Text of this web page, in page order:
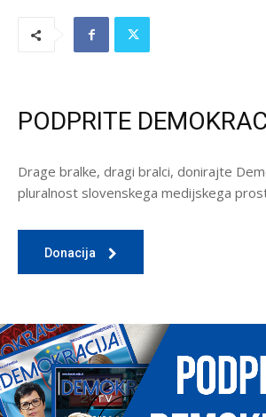
PODPRITE
Drage bralke, dragi bralci, donirajte
pluralnost slovenskega medijskega
Donacija